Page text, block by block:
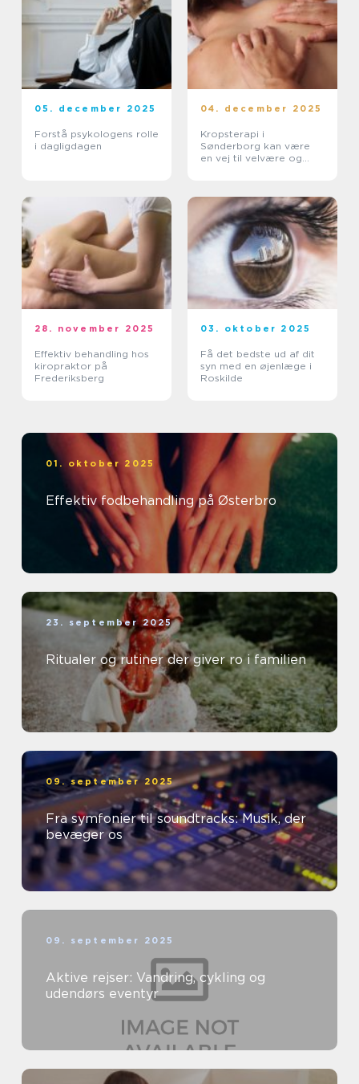
05. december 2025
Forstå psykologens rolle
i dagligdagen
04. december 2025
Kropsterapi i
Sønderborg kan være
en vej til velvære og
28. november 2025
Effektiv behandling hos
kiropraktor på
Frederiksberg
03. oktober 2025
Få det bedste ud af dit
syn med en øjenlæge i
Roskilde
01. oktober 2025
Effektiv fodbehandling på Østerbro
23. september 2025
Ritualer og rutiner der giver ro i familien
09. september 2025
Fra symfonier til soundtracks: Musik, der
bevæger os
09. september 2025
Aktive rejser: Vandring, cykling og
udendørs eventyr